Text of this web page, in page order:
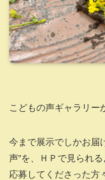
こどもの声ギャラリー
今まで展示でしかお届
声”を、ＨＰで見られる
応募してくださった方